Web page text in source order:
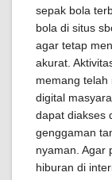
sepak bola
bola di situs
agar tetap
akurat.
memang
digital
dapat diakses
genggaman
nyaman. Agar
hiburan di